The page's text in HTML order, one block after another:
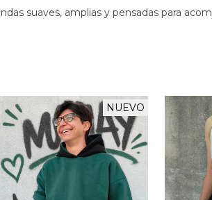
suaves, amplias y pensadas para
NUEVO